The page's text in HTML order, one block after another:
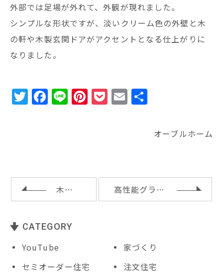
外部では足場が外れて、外観が現れました。
シンプルな形状ですが、淡いクリーム色の外壁と木
の軒や木製玄関ドアがアクセントとなる仕上がりに
なりました。
T
w
F
a
o
o
k
Li
n
Pi
n
st
P
o
t
E
m
オーブルホーム
木製窓と樹脂窓 高性能グラスウール断熱材の施工
CATEGORY
YouTube
家づくり
セミオーダー住宅
注文住宅